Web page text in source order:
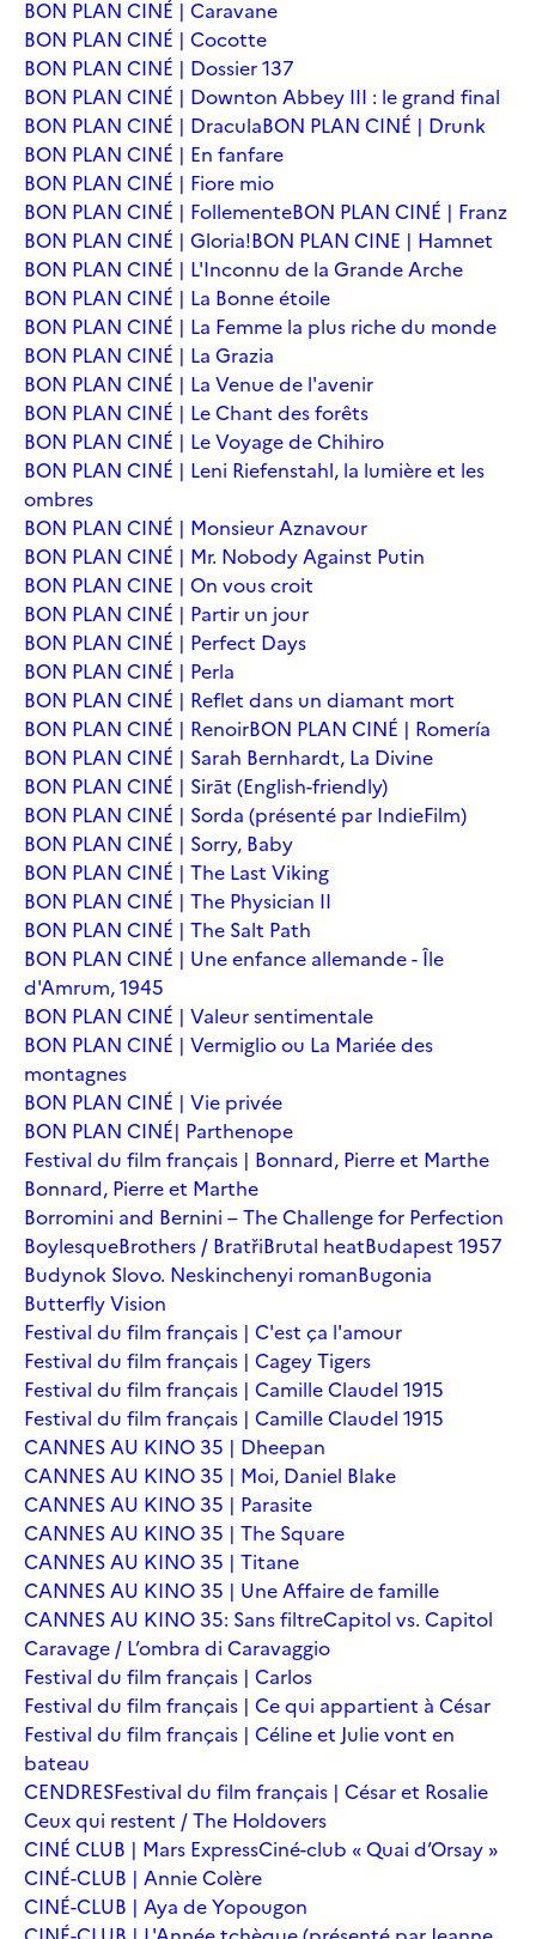
BON PLAN CINÉ | Caravane
BON PLAN CINÉ | Cocotte
BON PLAN CINÉ | Dossier 137
BON PLAN CINÉ | Downton Abbey III : le grand final
BON PLAN CINÉ | DraculaBON PLAN CINÉ | Drunk
BON PLAN CINÉ | En fanfare
BON PLAN CINÉ | Fiore mio
BON PLAN CINÉ | FollementeBON PLAN CINÉ | Franz
BON PLAN CINÉ | Gloria!BON PLAN CINE | Hamnet
BON PLAN CINÉ | L'Inconnu de la Grande Arche
BON PLAN CINÉ | La Bonne étoile
BON PLAN CINÉ | La Femme la plus riche du monde
BON PLAN CINÉ | La Grazia
BON PLAN CINÉ | La Venue de l'avenir
BON PLAN CINÉ | Le Chant des forêts
BON PLAN CINÉ | Le Voyage de Chihiro
BON PLAN CINÉ | Leni Riefenstahl, la lumière et les
ombres
BON PLAN CINÉ | Monsieur Aznavour
BON PLAN CINÉ | Mr. Nobody Against Putin
BON PLAN CINE | On vous croit
BON PLAN CINÉ | Partir un jour
BON PLAN CINÉ | Perfect Days
BON PLAN CINÉ | Perla
BON PLAN CINÉ | Reflet dans un diamant mort
BON PLAN CINÉ | RenoirBON PLAN CINÉ | Romería
BON PLAN CINÉ | Sarah Bernhardt, La Divine
BON PLAN CINÉ | Sirāt (English-friendly)
BON PLAN CINÉ | Sorda (présenté par IndieFilm)
BON PLAN CINÉ | Sorry, Baby
BON PLAN CINÉ | The Last Viking
BON PLAN CINÉ | The Physician II
BON PLAN CINÉ | The Salt Path
BON PLAN CINÉ | Une enfance allemande - Île
d'Amrum, 1945
BON PLAN CINÉ | Valeur sentimentale
BON PLAN CINÉ | Vermiglio ou La Mariée des
montagnes
BON PLAN CINÉ | Vie privée
BON PLAN CINÉ| Parthenope
Festival du film français | Bonnard, Pierre et Marthe
Bonnard, Pierre et Marthe
Borromini and Bernini – The Challenge for Perfection
BoylesqueBrothers / BratřiBrutal heatBudapest 1957
Budynok Slovo. Neskinchenyi romanBugonia
Butterfly Vision
Festival du film français | C'est ça l'amour
Festival du film français | Cagey Tigers
Festival du film français | Camille Claudel 1915
Festival du film français | Camille Claudel 1915
CANNES AU KINO 35 | Dheepan
CANNES AU KINO 35 | Moi, Daniel Blake
CANNES AU KINO 35 | Parasite
CANNES AU KINO 35 | The Square
CANNES AU KINO 35 | Titane
CANNES AU KINO 35 | Une Affaire de famille
CANNES AU KINO 35: Sans filtreCapitol vs. Capitol
Caravage / L’ombra di Caravaggio
Festival du film français | Carlos
Festival du film français | Ce qui appartient à César
Festival du film français | Céline et Julie vont en
bateau
CENDRESFestival du film français | César et Rosalie
Ceux qui restent / The Holdovers
CINÉ CLUB | Mars ExpressCiné-club « Quai d’Orsay »
CINÉ-CLUB | Annie Colère
CINÉ-CLUB | Aya de Yopougon